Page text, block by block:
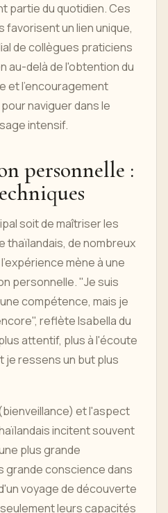
partie du quotidien. Ces
un lien unique,
de collègues praticiens
au-delà de l'obtention du
et l’encouragement
naviguer dans le
intensif.
personnelle :
soit de maîtriser les
thaïlandais, de nombreux
mène à une
personnelle. "Je suis
compétence, mais je
reflète Isabella du
attentif, plus à l'écoute
je ressens un but plus
et l'aspect
incitent souvent
plus grande
grande conscience dans
voyage de découverte
leurs capacités